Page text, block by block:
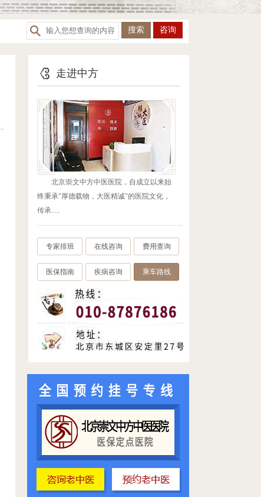
咨询
走进中方
北京崇文中方中医医院，自成立以来始
终秉承"厚德载物，大医精诚"的医院文化，
传承.....
专家排班 在线咨询 费用查询
医保指南 疾病咨询 乘车路线